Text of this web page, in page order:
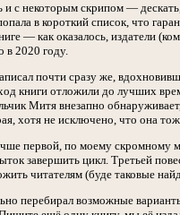
и с некоторым скрипом —
в короткий список, что
— как оказалось, издатели
в 2020 году.
почти сразу же,
книги отложили до лучших
Митя внезапно
хотя не исключено, что она
первой, по моему скромному
завершить цикл. Третьей
читателям (буде таковые
перебирал возможные